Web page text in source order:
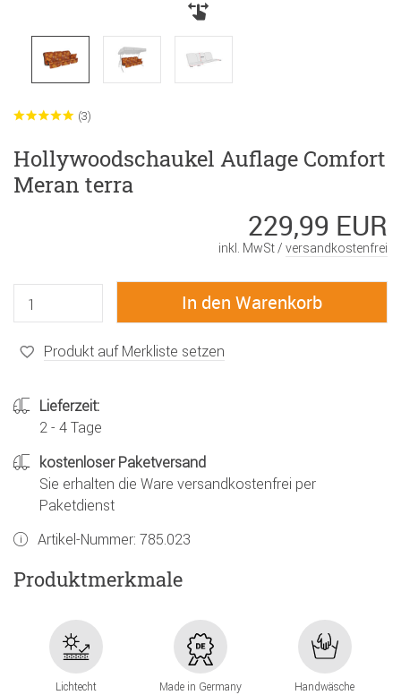
(3)
Hollywoodschaukel Auflage Comfort
Meran terra
229,99 EUR
inkl. MwSt / versandkostenfrei
Produkt auf Merkliste setzen
Lieferzeit:
2 - 4 Tage
kostenloser Paketversand
Sie erhalten die Ware versandkostenfrei per
Paketdienst
Artikel-Nummer: 785.023
Produktmerkmale
Lichtecht Made in Germany Handwäsche